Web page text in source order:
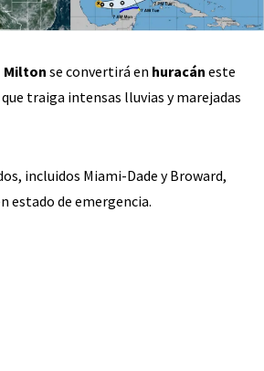
Milton se convertirá en huracán este
traiga intensas lluvias y marejadas
incluidos Miami-Dade y Broward,
estado de emergencia.